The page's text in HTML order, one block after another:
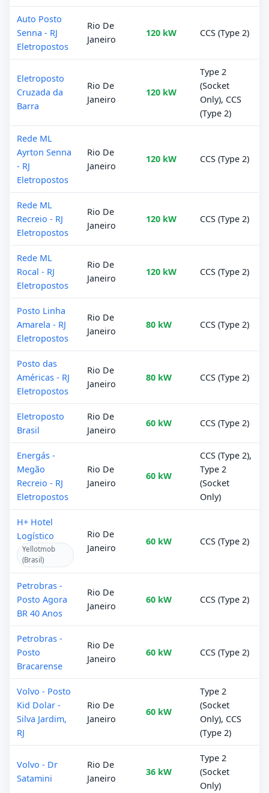
Auto Posto
Senna - RJ
Eletropostos
Rio De
Janeiro
120 kW CCS (Type 2)
Eletroposto
Cruzada da
Barra
Rio De
Janeiro
120 kW
Type 2
(Socket
Only), CCS
(Type 2)
Rede ML
Ayrton Senna
- RJ
Eletropostos
Rio De
Janeiro
120 kW CCS (Type 2)
Rede ML
Recreio - RJ
Eletropostos
Rio De
Janeiro
120 kW CCS (Type 2)
Rede ML
Rocal - RJ
Eletropostos
Rio De
Janeiro
120 kW CCS (Type 2)
Posto Linha
Amarela - RJ
Eletropostos
Rio De
Janeiro
80 kW CCS (Type 2)
Posto das
Américas - RJ
Eletropostos
Rio De
Janeiro
80 kW CCS (Type 2)
Eletroposto
Brasil
Rio De
Janeiro
60 kW CCS (Type 2)
Energás -
Megão
Recreio - RJ
Eletropostos
Rio De
Janeiro
60 kW
CCS (Type 2),
Type 2
(Socket
Only)
H+ Hotel
Logístico
Yellotmob
(Brasil)
Rio De
Janeiro
60 kW CCS (Type 2)
Petrobras -
Posto Agora
BR 40 Anos
Rio De
Janeiro
60 kW CCS (Type 2)
Petrobras -
Posto
Bracarense
Rio De
Janeiro
60 kW CCS (Type 2)
Volvo - Posto
Kid Dolar -
Silva Jardim,
RJ
Rio De
Janeiro
60 kW
Type 2
(Socket
Only), CCS
(Type 2)
Volvo - Dr
Satamini
Rio De
Janeiro
36 kW
Type 2
(Socket
Only)